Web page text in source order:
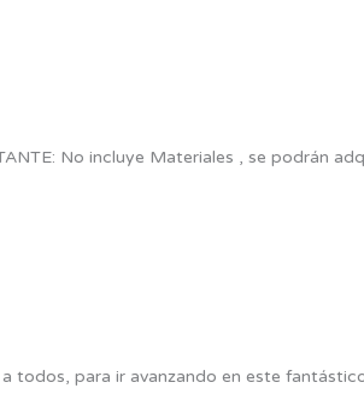
No incluye Materiales , se podrán
todos, para ir avanzando en este